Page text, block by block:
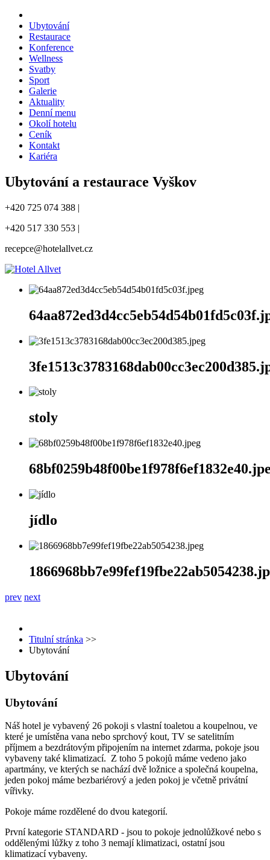
Ubytování
Restaurace
Konference
Wellness
Svatby
Sport
Galerie
Aktuality
Denní menu
Okolí hotelu
Ceník
Kontakt
Kariéra
Ubytování a restaurace Vyškov
+420 725 074 388 |
+420 517 330 553 |
recepce@hotelallvet.cz
stoly
jídlo
prev next
Titulní stránka >>
Ubytování
Ubytování
Ubytování
Náš hotel je vybavený 26 pokoji s vlastní toaletou a koupelnou, ve
které je umístěna vana nebo sprchový kout, TV se satelitním
příjmem a bezdrátovým připojením na internet zdarma, pokoje jsou
vybaveny také klimatizací. Z toho 5 pokojů máme vedeno jako
apartmány, ve kterých se nachází dvě ložnice a společná koupelna,
jeden pokoj máme bezbariérový a jeden pokoj je včetně privátní
vířivky.
Pokoje máme rozdělené do dvou kategorií.
První kategorie STANDARD - jsou to pokoje jednolůžkové nebo s
oddělenými lůžky z toho 3 nemají klimatizaci, ostatní jsou
klimatizací vybaveny.